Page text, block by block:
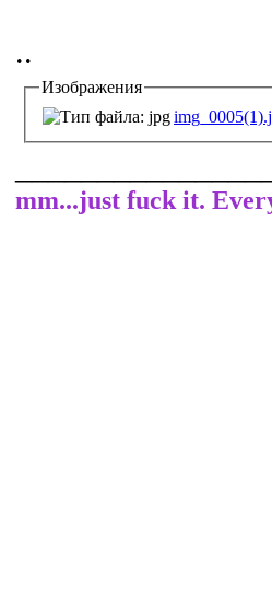
..
Изображения
mm...just fuck it.